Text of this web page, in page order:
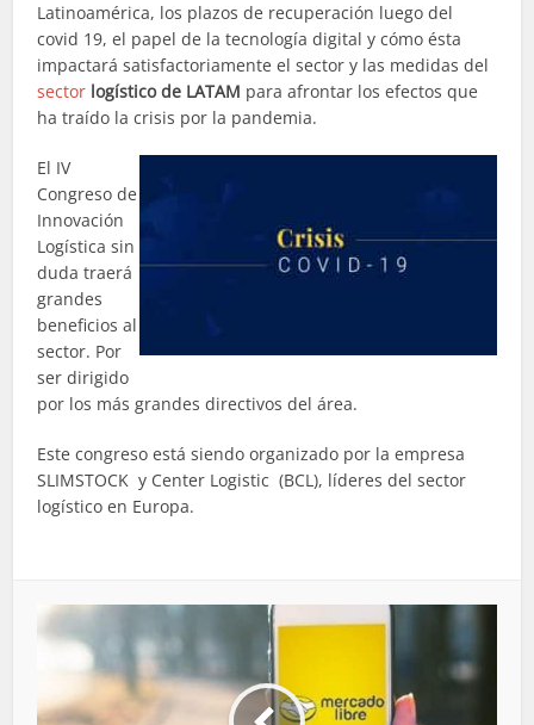
Latinoamérica, los plazos de recuperación luego del
covid 19, el papel de la tecnología digital y cómo ésta
impactará satisfactoriamente el sector y las medidas del
sector logístico de LATAM para afrontar los efectos que
ha traído la crisis por la pandemia.
El IV
Congreso de
Innovación
Logística sin
duda traerá
grandes
beneficios al
sector. Por
ser dirigido
por los más grandes directivos del área.
Este congreso está siendo organizado por la empresa
SLIMSTOCK y Center Logistic (BCL), líderes del sector
logístico en Europa.